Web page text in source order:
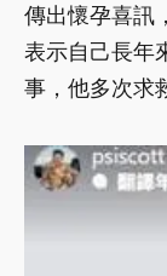
傳出懷孕喜訊
表示自己長年
事，他多次求